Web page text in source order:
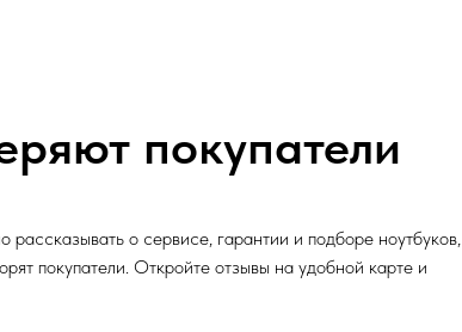
покупатели
о сервисе, гарантии и подборе ноутбуков,
покупатели. Откройте отзывы на удобной карте и